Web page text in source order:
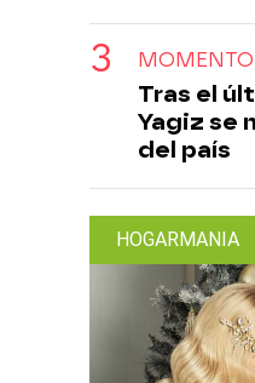
Tras el
Yagiz se
del país
HOGARMANIA